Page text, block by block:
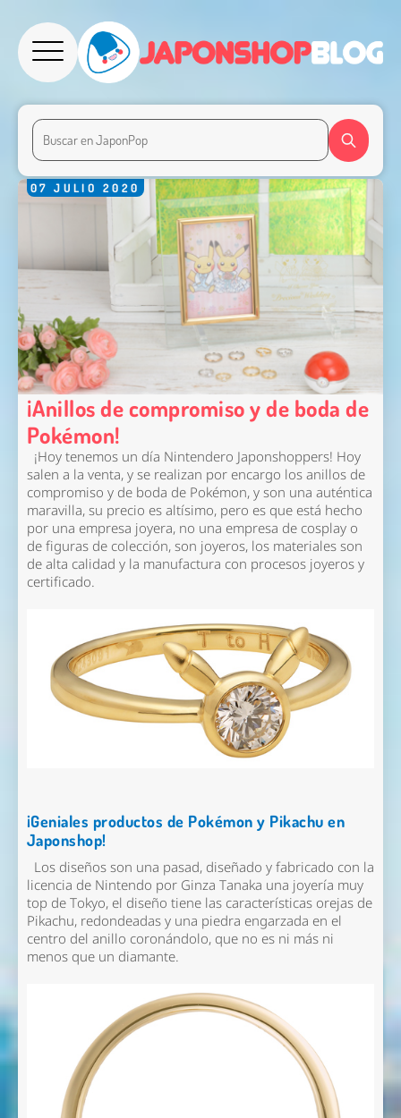
07 JULIO 2020
¡Anillos de compromiso y de boda de
Pokémon!
¡Hoy tenemos un día Nintendero Japonshoppers! Hoy
salen a la venta, y se realizan por encargo los anillos de
compromiso y de boda de Pokémon, y son una auténtica
maravilla, su precio es altísimo, pero es que está hecho
por una empresa joyera, no una empresa de cosplay o
de figuras de colección, son joyeros, los materiales son
de alta calidad y la manufactura con procesos joyeros y
certificado.
¡Geniales productos de Pokémon y Pikachu en
Japonshop!
Los diseños son una pasad, diseñado y fabricado con la
licencia de Nintendo por Ginza Tanaka una joyería muy
top de Tokyo, el diseño tiene las características orejas de
Pikachu, redondeadas y una piedra engarzada en el
centro del anillo coronándolo, que no es ni más ni
menos que un diamante.